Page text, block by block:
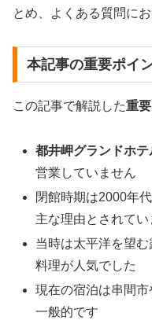
とめ、よくある質問にお
本記事の重要ポイ
この記事で解説した重
都井岬グランドホ
営業していません
閉館時期は2000年
主な理由とされてい
当時は太平洋を望
料理が人気でした
現在の宿泊は串間
一般的です